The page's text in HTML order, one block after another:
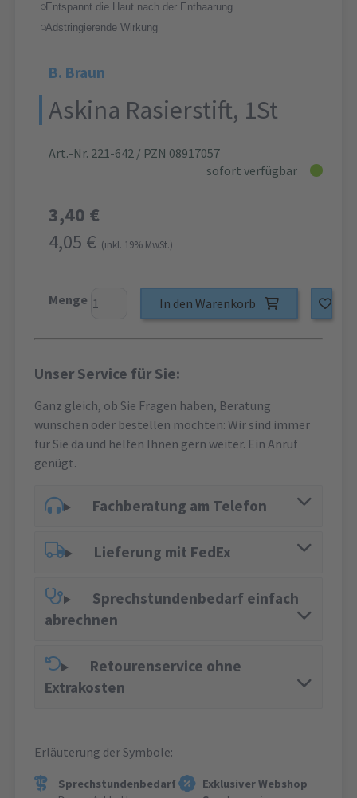
Entspannt die Haut nach der Enthaarung
Adstringierende Wirkung
B. Braun
Askina Rasierstift, 1St
Art.-Nr. 221-642 / PZN 08917057
sofort verfügbar
3,40 €
4,05 € (inkl. 19% MwSt.)
Menge In den Warenkorb
Unser Service für Sie:
Ganz gleich, ob Sie Fragen haben, Beratung
wünschen oder bestellen möchten: Wir sind immer
für Sie da und helfen Ihnen gern weiter. Ein Anruf
genügt.
Fachberatung am Telefon
Lieferung mit FedEx
Sprechstundenbedarf einfach
abrechnen
Retourenservice ohne
Extrakosten
Erläuterung der Symbole:
Sprechstundenbedarf
Exklusiver Webshop